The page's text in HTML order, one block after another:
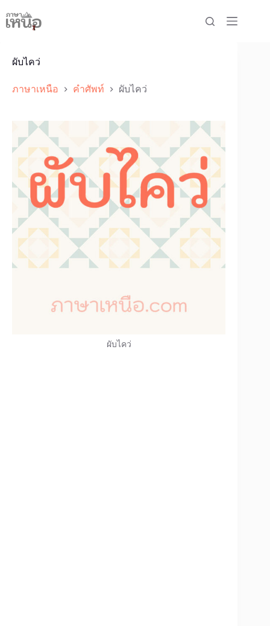
to
content
ผับไคว่
ภาษาเหนือ คำศัพท์ ผับไคว่
ผับไคว่